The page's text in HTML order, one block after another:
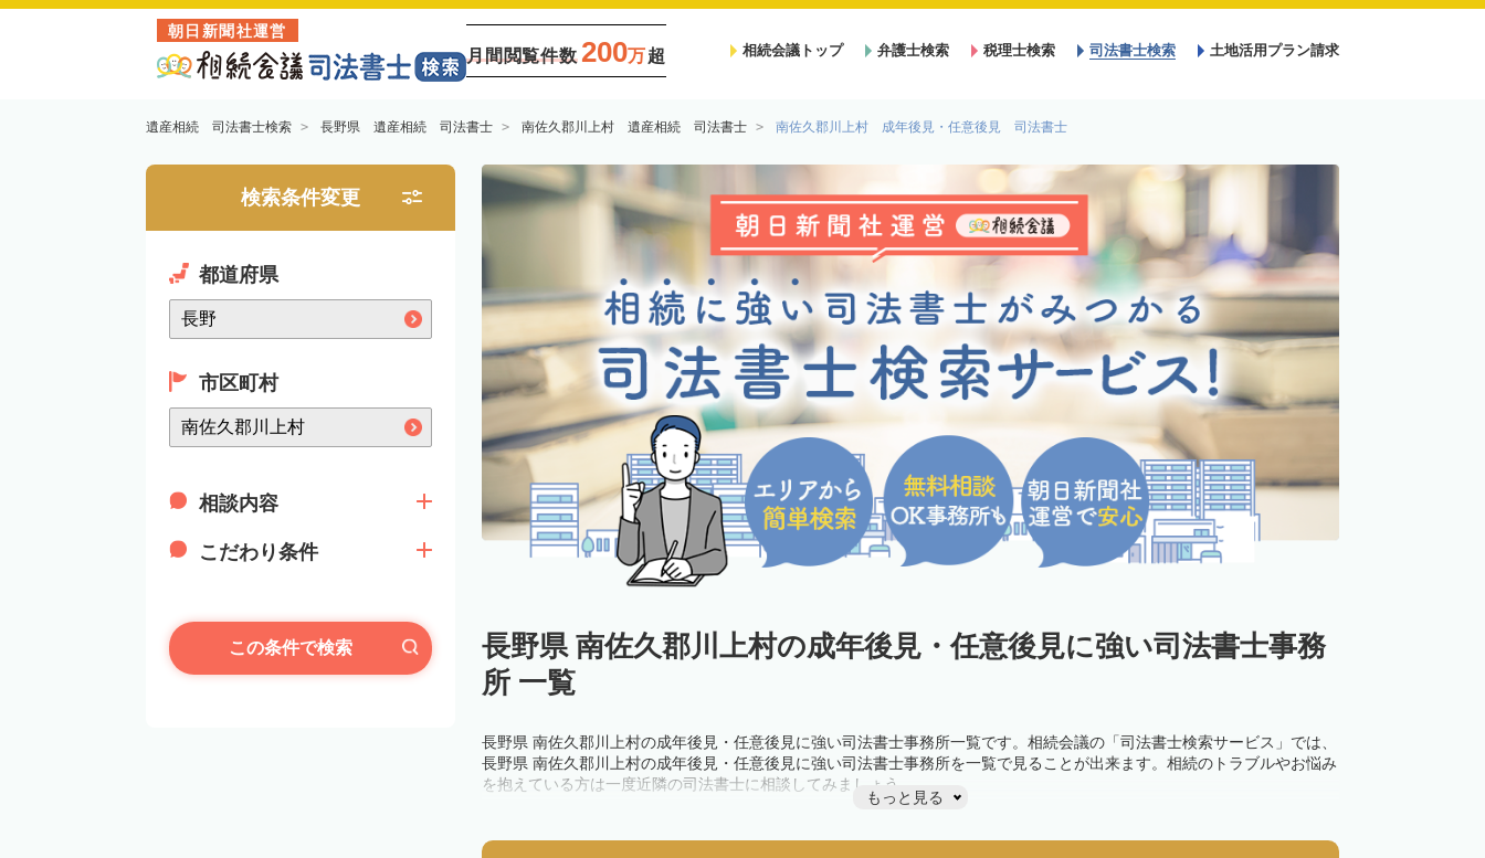
朝日新聞社運営
月間閲覧件数 200万超 相続会議トップ 弁護士検索 税理士検索 司法書士検索 土地活用プラン請求
遺産相続 司法書士検索 長野県 遺産相続 司法書士 南佐久郡川上村 遺産相続 司法書士 南佐久郡川上村 成年後見・任意後見 司法書士
検索条件変更
都道府県
市区町村
相談内容
こだわり条件
この条件で検索
長野県 南佐久郡川上村の成年後見・任意後見に強い司法書士事務
所 一覧
長野県 南佐久郡川上村の成年後見・任意後見に強い司法書士事務所一覧です。相続会議の「司法書士検索サービス」では、
長野県 南佐久郡川上村の成年後見・任意後見に強い司法書士事務所を一覧で見ることが出来ます。相続のトラブルやお悩み
を抱えている方は一度近隣の司法書士に相談してみましょう。
もっと見る